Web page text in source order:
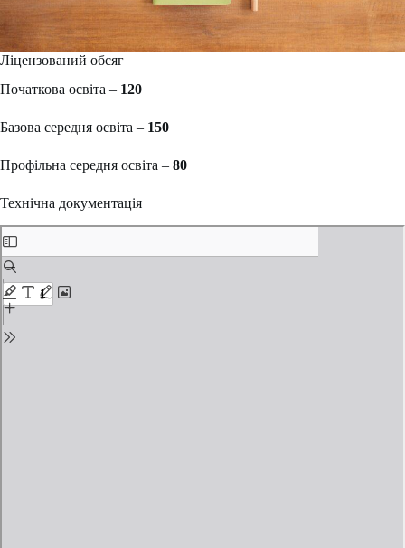
Ліцензований обсяг
Початкова освіта – 120
Базова середня освіта – 150
Профільна середня освіта – 80
Технічна документація
Skip
to
PDF
content